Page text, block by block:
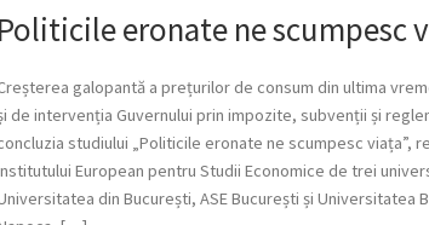
Politicile eronate ne scumpesc
galopantă a prețurilor de consum din ultima
de intervenția Guvernului prin impozite, subvenții și
studiului „Politicile eronate ne scumpesc viața”,
European pentru Studii Economice de trei
din București, ASE București și Universitatea